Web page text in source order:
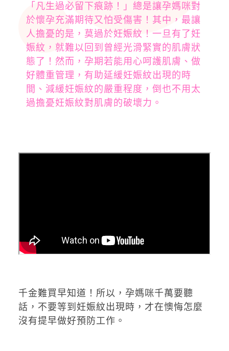
「凡生過必留下痕跡！」總是讓孕媽咪對
於懷孕充滿期待又怕受傷害！其中，最讓
人擔憂的是，莫過於妊娠紋！一旦有了妊
娠紋，就難以回到曾經光滑緊實的肌膚狀
態了！然而，孕期若能用心呵護肌膚、做
好體重管理，有助延緩妊娠紋出現的時
間、減緩妊娠紋的嚴重程度，倒也不用太
過擔憂妊娠紋對肌膚的破壞力。
千金難買早知道！所以，孕媽咪千萬要聽
話，不要等到妊娠紋出現時，才在懊悔怎麼
沒有提早做好預防工作。